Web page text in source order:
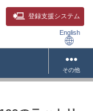
登録支援システム
English
その他